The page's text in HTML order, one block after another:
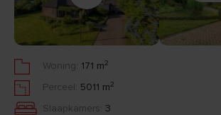
Woning: 171 m 2
Perceel: 5011 m 2
Slaapkamers: 3